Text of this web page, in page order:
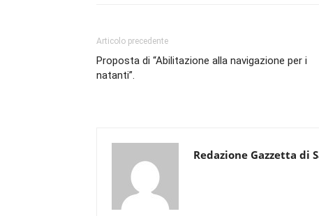
Articolo precedente
Proposta di “Abilitazione alla navigazione per i
natanti”.
Redazione Gazzetta di